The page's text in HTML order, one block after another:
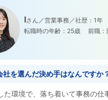
Iさん／営業事務／社歴：1年
転職時の年齢：25歳
前職：
社を選んだ決め手はなんですか
た環境で、落ち着いて事務の仕